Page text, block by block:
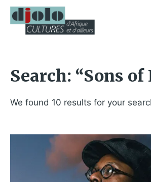
Search: “Sons of
We found 10 results for your